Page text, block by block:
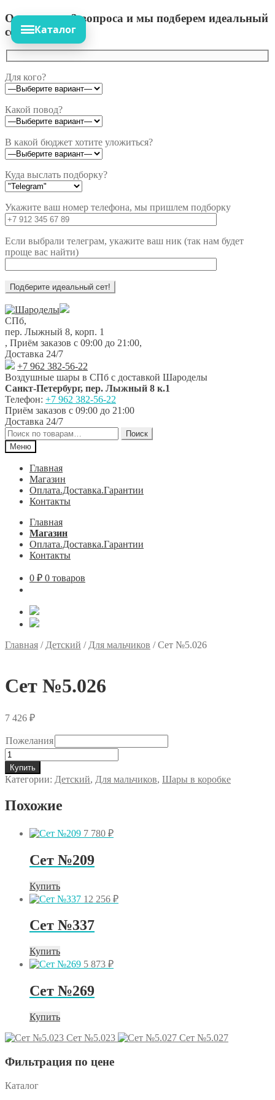
Ответьте на 3 вопроса и мы подберем идеальный
сет!
Для кого?
Какой повод?
В какой бюджет хотите уложиться?
Куда выслать подборку?
Укажите ваш номер телефона, мы пришлем подборку
Если выбрали телеграм, укажите ваш ник (так нам будет
проще вас найти)
Перейти
к
навигации
Перейти
к
содержимому
СПб,
пер. Лыжный 8, корп. 1
, Приём заказов с 09:00 до 21:00,
Доставка 24/7
+7 962 382-56-22
Воздушные шары в СПб с доставкой Шароделы
Санкт-Петербург, пер. Лыжный 8 к.1
Телефон: +7 962 382-56-22
Приём заказов с 09:00 до 21:00
Доставка 24/7
Искать:
Поиск
Меню
Главная
Магазин
Оплата.Доставка.Гарантии
Контакты
Главная
Магазин
Оплата.Доставка.Гарантии
Контакты
0 ₽ 0 товаров
Каталог
Главная / Детский / Для мальчиков /Сет №5.026
Сет №5.026
7 426 ₽
Пожелания
Количество
товара
Сет
№5.026
Купить
Категории: Детский, Для мальчиков, Шары в коробке
Похожие
7 780 ₽
Сет №209
Купить
12 256 ₽
Сет №337
Купить
5 873 ₽
Сет №269
Купить
Сет №5.023
Сет №5.027
Фильтрация по цене
Каталог